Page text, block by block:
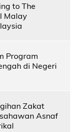
to The
Malay
Program
di Negeri
Zakat
Asnaf